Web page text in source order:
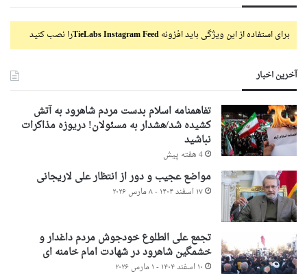
برای استفاده از این ویژگی باید افزونهTieLabs Instagram Feedرا نصب کنید
آخرین اخبار
تفاهمنامه اسلام بدست مردم شاهرود به آتش
کشیده شد/هشدار به مسئولان! دریوزه مذاکرات
نباشید
4 هفته پیش
مواضع عجیب و دور از انتظار علی لاریجانی
۱۷ اسفند ۱۴۰۴ - ۸ مارس ۲۰۲۶
تجمع علی الطلوع خودجوش مردم داغدار و
خشمگین شاهرود در شهادت امام خامنه ای
۱۰ اسفند ۱۴۰۴ - ۱ مارس ۲۰۲۶